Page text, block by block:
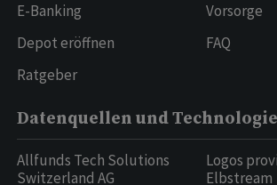
E-Banking
Depot eröffnen
Ratgeber
Vorsorge
FAQ
Datenquellen und
Allfunds Tech Solutions
Switzerland AG
Logos
Elbstream